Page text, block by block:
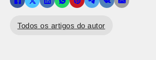
Todos os artigos do autor